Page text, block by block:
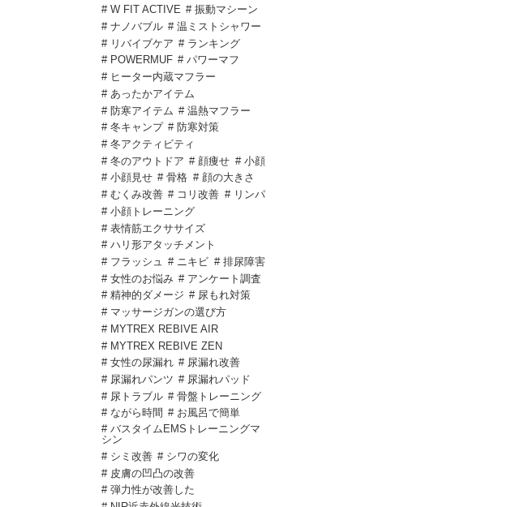
# W FIT ACTIVE # 振動マシーン
# ナノバブル # 温ミストシャワー
# リバイブケア # ランキング
# POWERMUF # パワーマフ
# ヒーター内蔵マフラー
# あったかアイテム
# 防寒アイテム # 温熱マフラー
# 冬キャンプ # 防寒対策
# 冬アクティビティ
# 冬のアウトドア # 顔痩せ # 小顔
# 小顔見せ # 骨格 # 顔の大きさ
# むくみ改善 # コリ改善 # リンパ
# 小顔トレーニング
# 表情筋エクササイズ
# ハリ形アタッチメント
# フラッシュ
# ニキビ # 排尿障害
# 女性のお悩み # アンケート調査
# 精神的ダメージ # 尿もれ対策
# マッサージガンの選び方
# MYTREX REBIVE AIR
# MYTREX REBIVE ZEN
# 女性の尿漏れ # 尿漏れ改善
# 尿漏れパンツ # 尿漏れパッド
# 尿トラブル # 骨盤トレーニング
# ながら時間 # お風呂で簡単
# バスタイムEMSトレーニングマ
シン
# シミ改善 # シワの変化
# 皮膚の凹凸の改善
# 弾力性が改善した